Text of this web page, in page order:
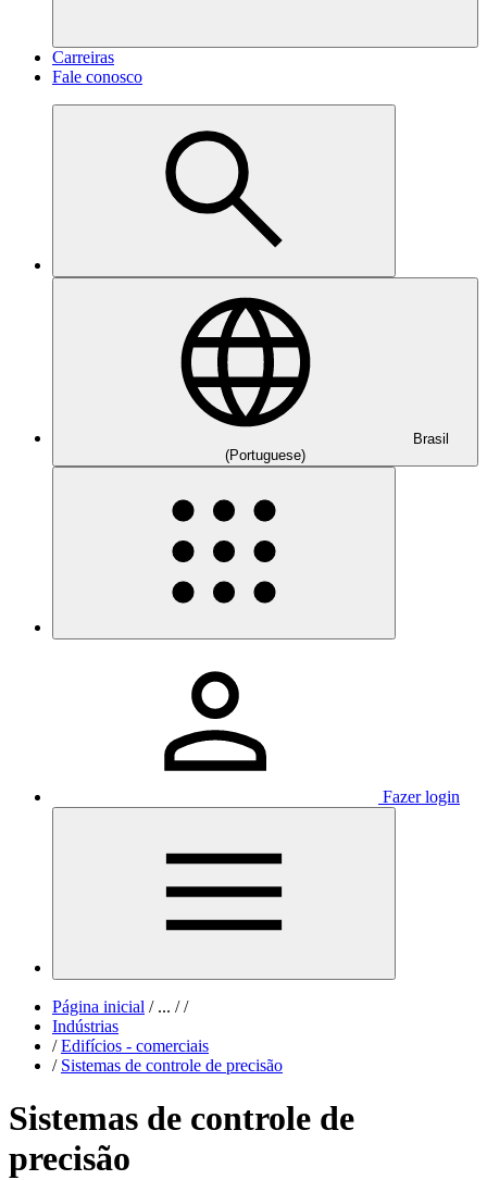
Carreiras
Fale conosco
Brasil
(Portuguese)
Fazer login
Página inicial /... / /
Indústrias
/ Edifícios - comerciais
/ Sistemas de controle de precisão
Sistemas de controle de
precisão